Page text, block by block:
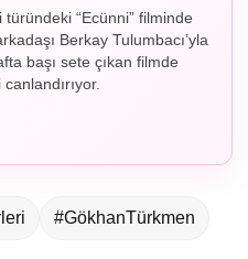
“Ecünni” filminde
Berkay Tulumbacı’yla
başı sete çıkan filmde
#GökhanTürkmen